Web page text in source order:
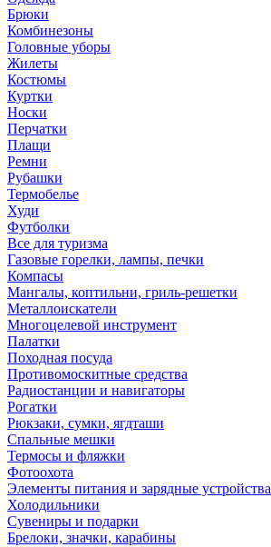
Брюки
Комбинезоны
Головные уборы
Жилеты
Костюмы
Куртки
Носки
Перчатки
Плащи
Ремни
Рубашки
Термобелье
Худи
Футболки
Все для туризма
Газовые горелки, лампы, печки
Компасы
Мангалы, коптильни, гриль-решетки
Металлоискатели
Многоцелевой инструмент
Палатки
Походная посуда
Противомоскитные средства
Радиостанции и навигаторы
Рогатки
Рюкзаки, сумки, ягдташи
Спальные мешки
Термосы и фляжки
Фотоохота
Элементы питания и зарядные устройства
Холодильники
Сувениры и подарки
Брелоки, значки, карабины